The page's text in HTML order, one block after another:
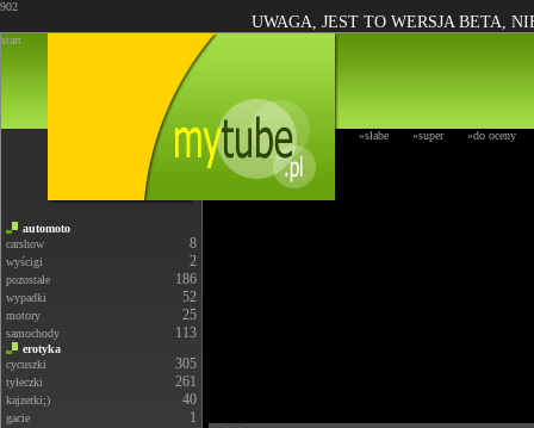
902
UWAGA, JEST TO WERSJA BETA,
start
»słabe »super »do oceny
automoto
carshow
8
wyścigi 2
pozostałe 186
wypadki 52
motory 25
samochody 113
erotyka
cycuszki
305
tyłeczki 261
kajzerki;) 40
gacie 1